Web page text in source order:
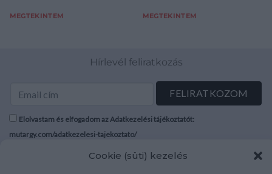
Cookie (süti) kezelés
MEGTEKINTEM MEGTEKINTEM
Hírlevél feliratkozás
Elolvastam és elfogadom az Adatkezelési tájékoztatót:
mutargy.com/adatkezelesi-tajekoztato/